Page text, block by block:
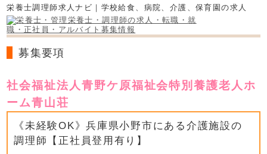
栄養士調理師求人ナビ｜学校給食、病院、介護、保育園の求人
募集要項
社会福祉法人青野ケ原福祉会特別養護老人ホ
ーム青山荘
《未経験OK》兵庫県小野市にある介護施設の
調理師【正社員登用有り】